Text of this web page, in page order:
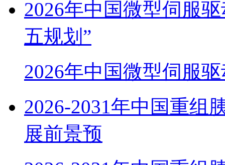
2026年中国微型伺服
五规划”
2026年中国微型伺服
2026-2031年中国重组
展前景预